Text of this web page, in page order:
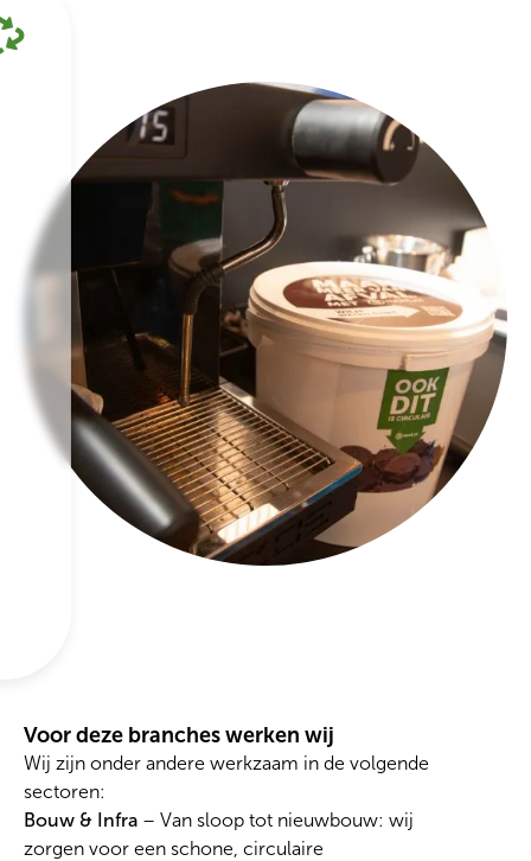
Voor deze branches werken wij
Wij zijn onder andere werkzaam in de volgende
sectoren:
Bouw & Infra – Van sloop tot nieuwbouw: wij
zorgen voor een schone, circulaire